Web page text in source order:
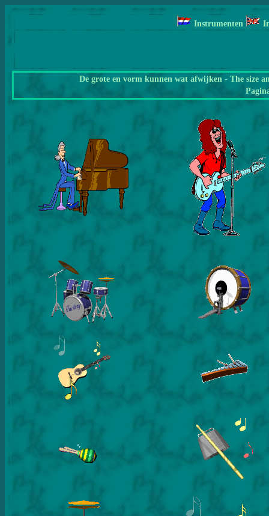
Instrumenten
De grote en vorm kunnen wat afwijken - The size